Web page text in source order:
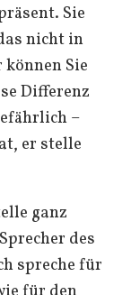
Sie
nicht in
Sie
Differenz
–
er stelle
ganz
des
spreche für